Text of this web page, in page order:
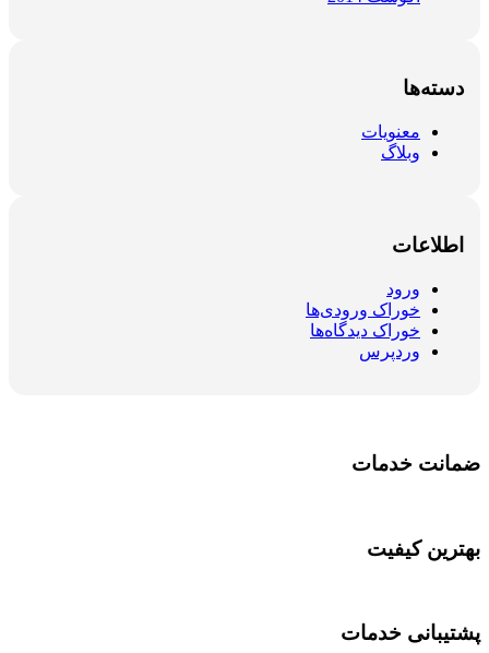
دسته‌ها
معنویات
وبلاگ
اطلاعات
ورود
خوراک ورودی‌ها
خوراک دیدگاه‌ها
وردپرس
ضمانت خدمات
بهترین کیفیت
پشتیبانی خدمات